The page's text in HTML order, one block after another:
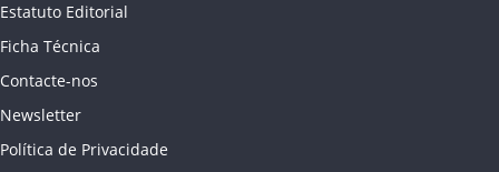
Estatuto Editorial
Ficha Técnica
Contacte-nos
Newsletter
Política de Privacidade